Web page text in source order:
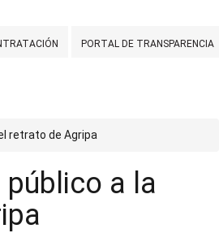
PORTAL DE TRANSPARENCIA
retrato de Agripa
público a la